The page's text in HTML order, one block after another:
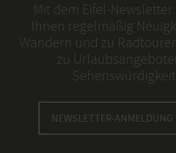
Mit dem Eifel-
Ihnen regelmäßig
Wandern und zu
zu
NEWSLETTER-ANMELDUNG